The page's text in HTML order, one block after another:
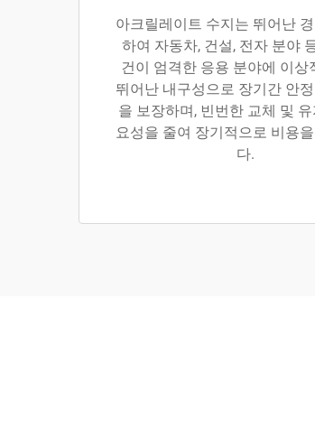
아크릴레이트 수지는 뛰어난
하여 자동차, 건설, 전자 분야
건이 엄격한 응용 분야에 이상
뛰어난 내구성으로 장기간 안
을 보장하며, 빈번한 교체 및
요성을 줄여 장기적으로 비용
다.